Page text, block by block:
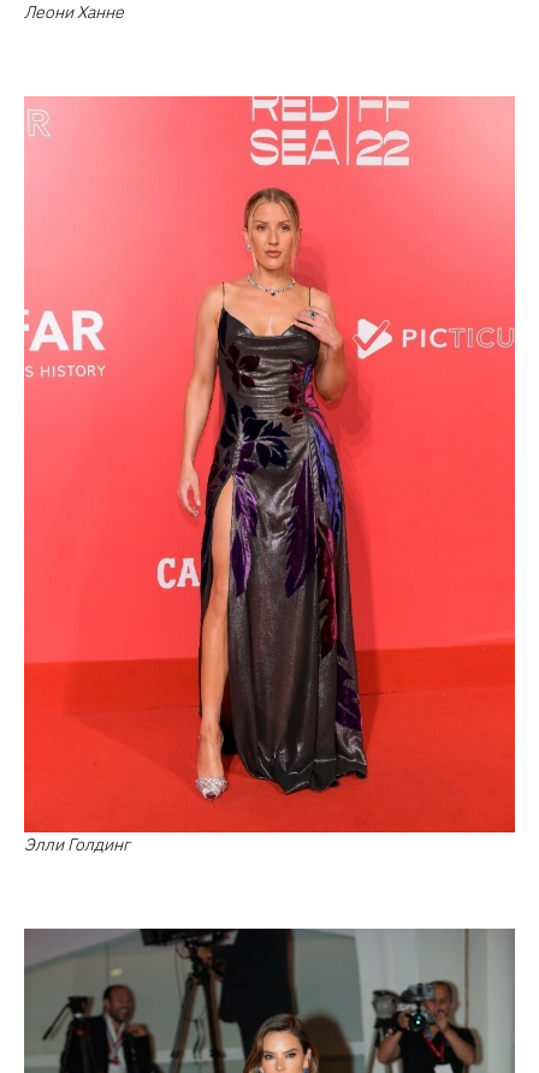
Леони Ханне
Элли Голдинг